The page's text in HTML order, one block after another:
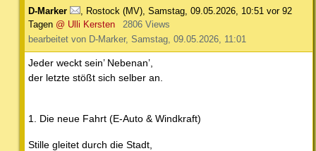
D-Marker Rostock (MV) Samstag, 09.05.2026, 10:51 vor 92
Tagen @ Ulli Kersten
2806 Views
bearbeitet von D-Marker, Samstag, 09.05.2026, 11:01
Jeder weckt sein’ Nebenan’,
der letzte stößt sich selber an.
1. Die neue Fahrt (E-Auto & Windkraft)
Stille gleitet durch die Stadt,